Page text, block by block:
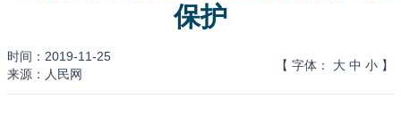
保护
时间：2019-11-25
来源：人民网
【 字体： 大 中 小 】